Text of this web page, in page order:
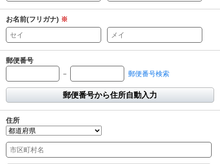
お名前(フリガナ) ※
郵便番号
－
郵便番号検索
郵便番号から住所自動入力
住所